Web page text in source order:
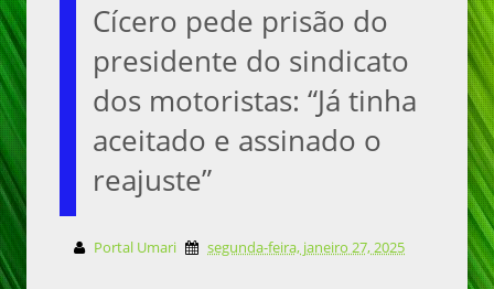
Cícero pede prisão do
presidente do sindicato
dos motoristas: “Já tinha
aceitado e assinado o
reajuste”
Portal Umari segunda-feira, janeiro 27, 2025